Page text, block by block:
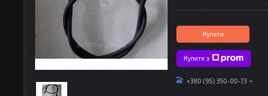
Купити
Купити з
+380 (95) 350-00-73